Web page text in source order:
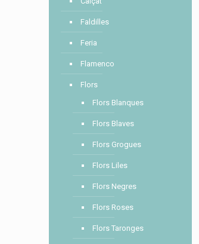
Faldilles
Feria
Flamenco
Flors
Flors Blanques
Flors Blaves
Flors Grogues
Flors Liles
Flors Negres
Flors Roses
Flors Taronges